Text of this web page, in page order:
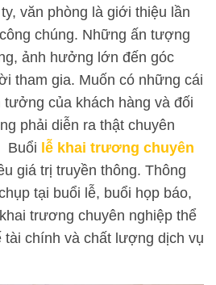
văn phòng là giới thiệu lần
chúng. Những ấn tượng
ảnh hưởng lớn đến góc
tham gia. Muốn có những cái
của khách hàng và đối
phải diễn ra thật chuyên
Buổi lễ khai trương chuyên
giá trị truyền thông. Thông
tại buổi lễ, buổi họp báo,
trương chuyên nghiệp thể
tài chính và chất lượng dịch vụ